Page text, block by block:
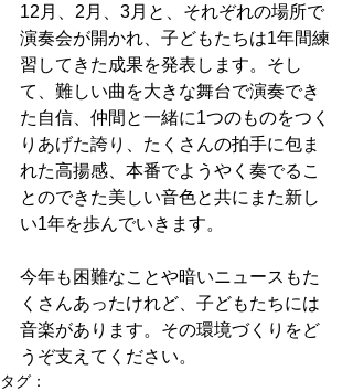
12月、2月、3月と、それぞれの場所で
演奏会が開かれ、子どもたちは1年間練
習してきた成果を発表します。そし
て、難しい曲を大きな舞台で演奏でき
た自信、仲間と一緒に1つのものをつく
りあげた誇り、たくさんの拍手に包ま
れた高揚感、本番でようやく奏でるこ
とのできた美しい音色と共にまた新し
い1年を歩んでいきます。
今年も困難なことや暗いニュースもた
くさんあったけれど、子どもたちには
音楽があります。その環境づくりをど
うぞ支えてください。
タグ：